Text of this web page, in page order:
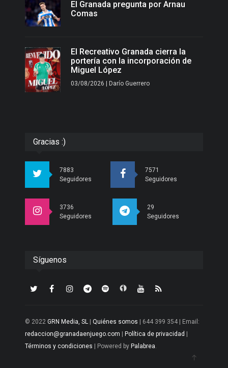
El Granada pregunta por Arnau
Comas
El Recreativo Granada cierra la
portería con la incorporación de
Miguel López
03/08/2026 | Darío Guerrero
Gracias :)
7883
Seguidores
7571
Seguidores
3736
Seguidores
29
Seguidores
Síguenos
© 2022 GRN Media, SL | Quiénes somos | 644 399 354 | Email:
redaccion@granadaenjuego.com | Política de privacidad |
Términos y condiciones | Powered by Palabrea